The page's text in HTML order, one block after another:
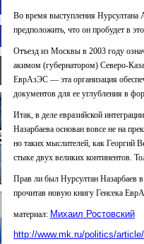
Во время выступления Нурсултана
предположить, что он пробудет в
Отъезд из Москвы в 2003 году
акимом (губернатором) Северо-
ЕврАзЭС — эта организация
документов для ее углубления в
Итак, в деле евразийской
Назарбаева основан вовсе не на
но таких мыслителей, как Георгий
стыке двух великих континентов.
Прав ли был Нурсултан Назарбаев
прочитав новую книгу Генсека
материал: Михаил Ростовский
http://www.mk.ru/politics/